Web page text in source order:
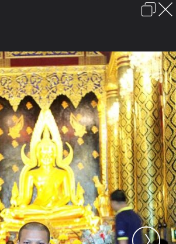
เข้าสู่ระบบหรือลงทะเบียน
applechukadook พิษณุโลก
อร์ด มีอะไรใหม่ รูปภาพ
กล้อง แท็ก ...
ช่วยเหลือ